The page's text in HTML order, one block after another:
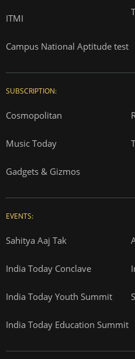
ITMI
Campus National Aptitude test
SUBSCRIPTION:
Cosmopolitan
Music Today
Gadgets & Gizmos
EVENTS:
Sahitya Aaj Tak
India Today Conclave
India Today Youth Summit
India Today Education Summit